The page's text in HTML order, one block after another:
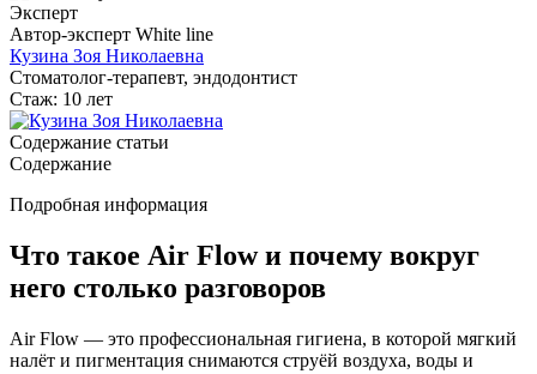
Эксперт
Автор-эксперт White line
Кузина Зоя Николаевна
Стоматолог-терапевт, эндодонтист
Стаж: 10 лет
Содержание статьи
Содержание
Подробная информация
Что такое Air Flow и почему вокруг
него столько разговоров
Air Flow — это профессиональная гигиена, в которой мягкий
налёт и пигментация снимаются струёй воздуха, воды и